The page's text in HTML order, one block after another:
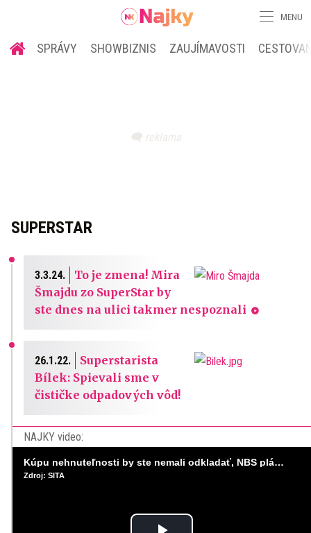
MENU
SPRÁVY SHOWBIZNIS ZAUJÍMAVOSTI
SUPERSTAR
3.3.24.
To je zmena! Mira
Šmajdu zo SuperStar by
ste dnes na ulici takmer nespoznali
26.1.22.
Superstarista
Bílek: Spievali sme v
čističke odpadových vôd!
NAJKY video:
Kúpu nehnuteľnosti by ste nemali odkladať, NBS plánuje sprísniť pravidlá pri hypotékach
Zdroj: SITA